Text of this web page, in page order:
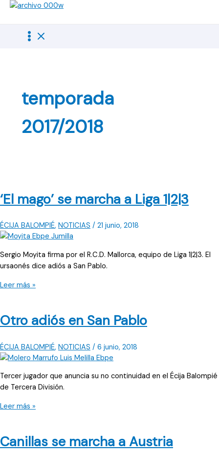
temporada
2017/2018
‘El mago’ se marcha a Liga 1|2|3
ÉCIJA BALOMPIÉ, NOTICIAS / 21 junio, 2018
Sergio Moyita firma por el R.C.D. Mallorca, equipo de Liga 1|2|3. El
ursaonés dice adiós a San Pablo.
‘El
marcha
a
Liga
1|2|3
Leer más »
Otro adiós en San Pablo
ÉCIJA BALOMPIÉ, NOTICIAS / 6 junio, 2018
Tercer jugador que anuncia su no continuidad en el Écija Balompié
de Tercera División.
Otro
San
Leer más »
Canillas se marcha a Austria